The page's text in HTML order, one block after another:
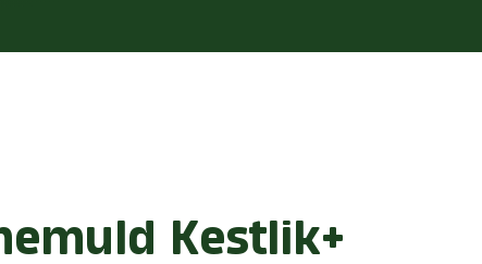
Kestlik+